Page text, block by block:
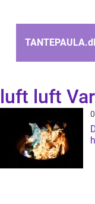
TANTEPAULA.
luft luft